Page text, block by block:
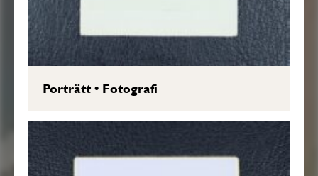
Porträtt• Fotografi